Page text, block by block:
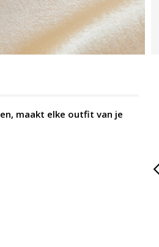
maakt elke outfit van je